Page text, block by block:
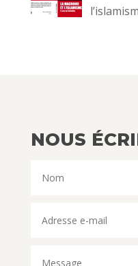
NOUS